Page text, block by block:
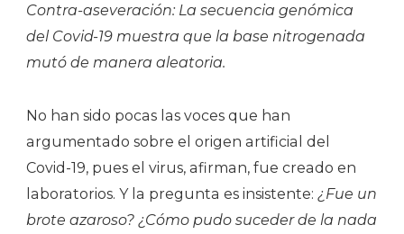
Contra-aseveración: La secuencia genómica
del Covid-19 muestra que la base nitrogenada
mutó de manera aleatoria.
No han sido pocas las voces que han
argumentado sobre el origen artificial del
Covid-19, pues el virus, afirman, fue creado en
laboratorios. Y la pregunta es insistente: ¿Fue un
brote azaroso? ¿Cómo pudo suceder de la nada